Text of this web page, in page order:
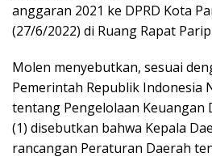
anggaran 2021 ke DPRD Kota
(27/6/2022) di Ruang Rapat
Molen menyebutkan, sesuai
Pemerintah Republik Indonesia
tentang Pengelolaan Keuangan
(1) disebutkan bahwa Kepala
rancangan Peraturan Daerah